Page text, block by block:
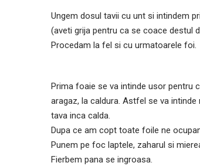
Ungem dosul tavii cu unt si intindem
(aveti grija pentru ca se coace destul
Procedam la fel si cu urmatoarele foi.
Prima foaie se va intinde usor pentru
aragaz, la caldura. Astfel se va
tava inca calda.
Dupa ce am copt toate foile ne
Punem pe foc laptele, zaharul si
Fierbem pana se ingroasa.